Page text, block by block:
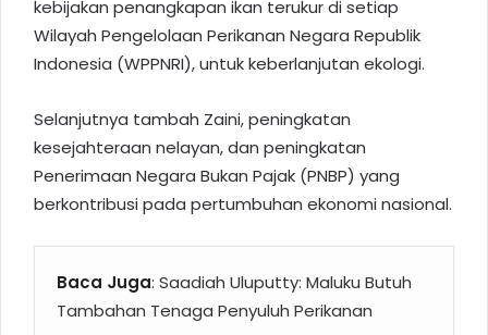
kebijakan penangkapan ikan terukur di setiap
Wilayah Pengelolaan Perikanan Negara Republik
Indonesia (WPPNRI), untuk keberlanjutan ekologi.
Selanjutnya tambah Zaini, peningkatan
kesejahteraan nelayan, dan peningkatan
Penerimaan Negara Bukan Pajak (PNBP) yang
berkontribusi pada pertumbuhan ekonomi nasional.
Baca Juga: Saadiah Uluputty: Maluku Butuh
Tambahan Tenaga Penyuluh Perikanan